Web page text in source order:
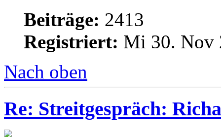
Beiträge: 2413
Registriert: Mi 30. Nov
Nach oben
Re: Streitgespräch: